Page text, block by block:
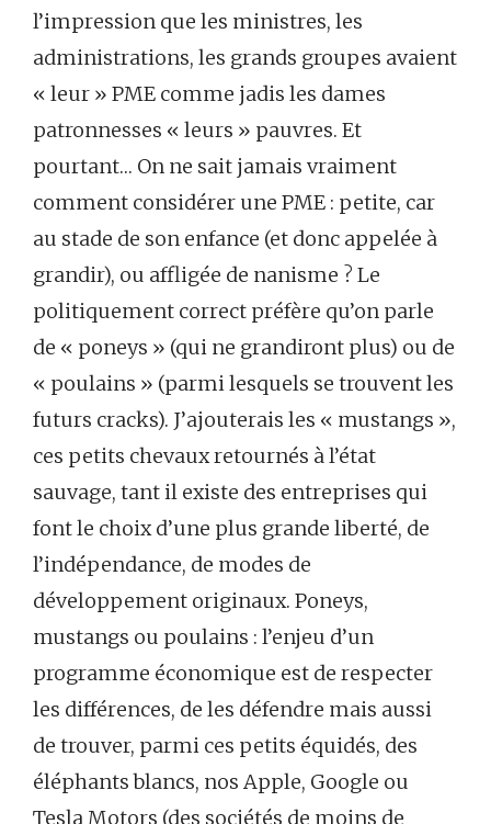
l’impression que les ministres, les
administrations, les grands groupes avaient
« leur » PME comme jadis les dames
patronnesses « leurs » pauvres. Et
pourtant… On ne sait jamais vraiment
comment considérer une PME : petite, car
au stade de son enfance (et donc appelée à
grandir), ou affligée de nanisme ? Le
politiquement correct préfère qu’on parle
de « poneys » (qui ne grandiront plus) ou de
« poulains » (parmi lesquels se trouvent les
futurs cracks). J’ajouterais les « mustangs »,
ces petits chevaux retournés à l’état
sauvage, tant il existe des entreprises qui
font le choix d’une plus grande liberté, de
l’indépendance, de modes de
développement originaux. Poneys,
mustangs ou poulains : l’enjeu d’un
programme économique est de respecter
les différences, de les défendre mais aussi
de trouver, parmi ces petits équidés, des
éléphants blancs, nos Apple, Google ou
Tesla Motors (des sociétés de moins de